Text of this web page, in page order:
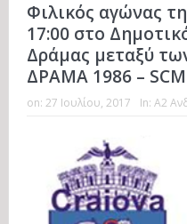
Φιλικός αγώνας
17:00 στο
Δράμας μεταξύ
ΔΡΑΜΑ 1986 – SCM
on: 27 Ιουλίου, 2017 In: Α2